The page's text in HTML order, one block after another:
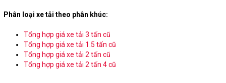
Phân loại xe tải theo phân khúc:
Tổng hợp giá xe tải 3 tấn cũ
Tổng hợp giá xe tải 1.5 tấn cũ
Tổng hợp giá xe tải 2 tấn cũ
Tổng hợp giá xe tải 2 tấn 4 cũ